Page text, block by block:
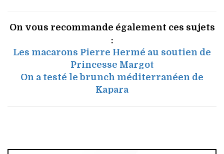
On vous recommande également ces sujets
:
Les macarons Pierre Hermé au soutien de
Princesse Margot
On a testé le brunch méditerranéen de
Kapara